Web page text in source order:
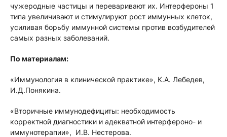
чужеродные частицы и переваривают их. Интерфероны 1
типа увеличивают и стимулируют рост иммунных клеток,
усиливая борьбу иммунной системы против возбудителей
самых разных заболеваний.
По материалам:
«Иммунология в клинической практике», К.А. Лебедев,
И.Д.Понякина.
«Вторичные иммунодефициты: необходимость
корректной диагностики и адекватной интерфероно- и
иммунотерапии», И.В. Нестерова.